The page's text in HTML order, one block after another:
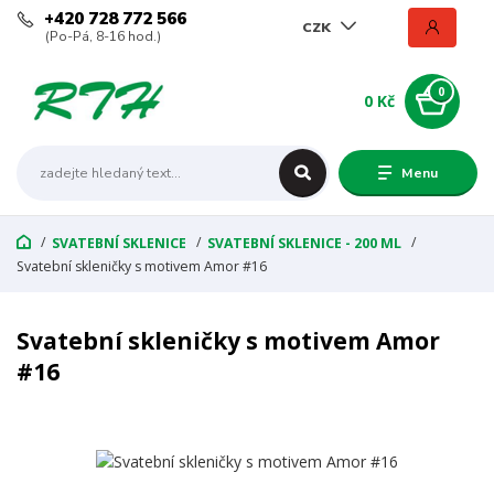
Menu
CZK
+420 728 772 566
(Po-Pá, 8-16 hod.)
0
0 Kč
SVATEBNÍ SKLENICE
SVATEBNÍ SKLENICE - 200 ML
Svatební skleničky s motivem Amor #16
Svatební skleničky s motivem Amor
#16